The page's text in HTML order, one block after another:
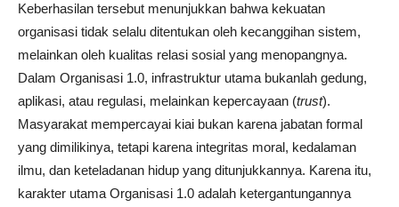
Keberhasilan tersebut menunjukkan bahwa kekuatan
organisasi tidak selalu ditentukan oleh kecanggihan sistem,
melainkan oleh kualitas relasi sosial yang menopangnya.
Dalam Organisasi 1.0, infrastruktur utama bukanlah gedung,
aplikasi, atau regulasi, melainkan kepercayaan (trust).
Masyarakat mempercayai kiai bukan karena jabatan formal
yang dimilikinya, tetapi karena integritas moral, kedalaman
ilmu, dan keteladanan hidup yang ditunjukkannya. Karena itu,
karakter utama Organisasi 1.0 adalah ketergantungannya